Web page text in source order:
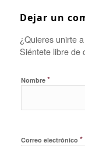
Dejar un
¿Quieres unirte
Siéntete libre de
Nombre *
Correo electrónico *